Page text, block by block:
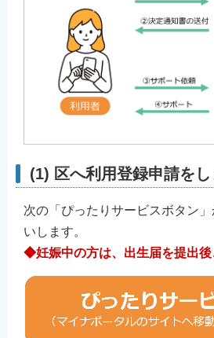
(1) 区へ利用登録申請をし
次の「ぴったりサービスボタン
いします。
◆妊娠中の方は、出生届を提出後